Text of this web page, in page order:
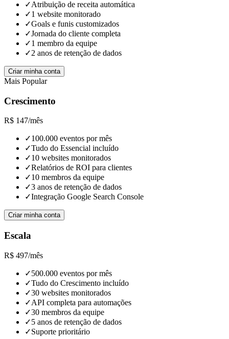
✓Atribuição de receita automática
✓1 website monitorado
✓Goals e funis customizados
✓Jornada do cliente completa
✓1 membro da equipe
✓2 anos de retenção de dados
Criar minha conta
Mais Popular
Crescimento
R$ 147/mês
✓100.000 eventos por mês
✓Tudo do Essencial incluído
✓10 websites monitorados
✓Relatórios de ROI para clientes
✓10 membros da equipe
✓3 anos de retenção de dados
✓Integração Google Search Console
Criar minha conta
Escala
R$ 497/mês
✓500.000 eventos por mês
✓Tudo do Crescimento incluído
✓30 websites monitorados
✓API completa para automações
✓30 membros da equipe
✓5 anos de retenção de dados
✓Suporte prioritário